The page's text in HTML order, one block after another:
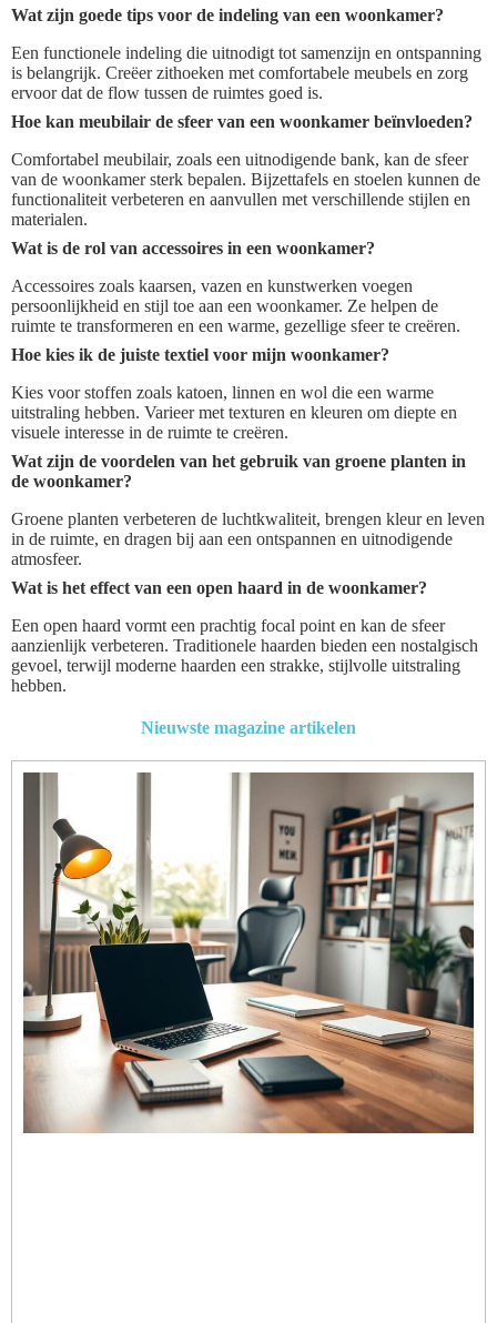
Wat zijn goede tips voor de indeling van een woonkamer?
Een functionele indeling die uitnodigt tot samenzijn en ontspanning
is belangrijk. Creëer zithoeken met comfortabele meubels en zorg
ervoor dat de flow tussen de ruimtes goed is.
Hoe kan meubilair de sfeer van een woonkamer beïnvloeden?
Comfortabel meubilair, zoals een uitnodigende bank, kan de sfeer
van de woonkamer sterk bepalen. Bijzettafels en stoelen kunnen de
functionaliteit verbeteren en aanvullen met verschillende stijlen en
materialen.
Wat is de rol van accessoires in een woonkamer?
Accessoires zoals kaarsen, vazen en kunstwerken voegen
persoonlijkheid en stijl toe aan een woonkamer. Ze helpen de
ruimte te transformeren en een warme, gezellige sfeer te creëren.
Hoe kies ik de juiste textiel voor mijn woonkamer?
Kies voor stoffen zoals katoen, linnen en wol die een warme
uitstraling hebben. Varieer met texturen en kleuren om diepte en
visuele interesse in de ruimte te creëren.
Wat zijn de voordelen van het gebruik van groene planten in
de woonkamer?
Groene planten verbeteren de luchtkwaliteit, brengen kleur en leven
in de ruimte, en dragen bij aan een ontspannen en uitnodigende
atmosfeer.
Wat is het effect van een open haard in de woonkamer?
Een open haard vormt een prachtig focal point en kan de sfeer
aanzienlijk verbeteren. Traditionele haarden bieden een nostalgisch
gevoel, terwijl moderne haarden een strakke, stijlvolle uitstraling
hebben.
Nieuwste magazine artikelen